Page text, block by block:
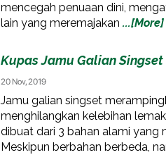
mencegah penuaan dini,
lain yang meremajakan ...[More]
Kupas Jamu Galian Singset
20 Nov, 2019
Jamu galian singset
menghilangkan kelebihan
dibuat dari 3 bahan alami yang
Meskipun berbahan berbeda,